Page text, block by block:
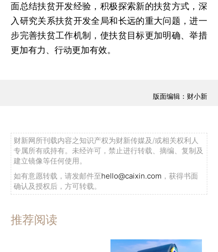
面总结扶贫开发经验，积极探索新的扶贫方式，深
入研究关系扶贫开发全局和长远的重大问题，进一
步完善扶贫工作机制，使扶贫目标更加明确、举措
更加有力、行动更加有效。
版面编辑：财小新
财新网所刊载内容之知识产权为财新传媒及/或相关权利人
专属所有或持有。未经许可，禁止进行转载、摘编、复制及
建立镜像等任何使用。
如有意愿转载，请发邮件至hello@caixin.com ，获得书面
确认及授权后，方可转载。
推荐阅读